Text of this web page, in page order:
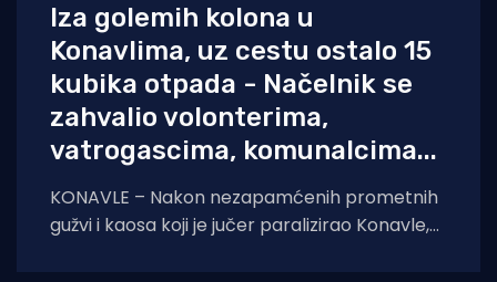
Iza golemih kolona u
Konavlima, uz cestu ostalo 15
kubika otpada - Načelnik se
zahvalio volonterima,
vatrogascima, komunalcima...
KONAVLE – Nakon nezapamćenih prometnih
gužvi i kaosa koji je jučer paralizirao Konavle,